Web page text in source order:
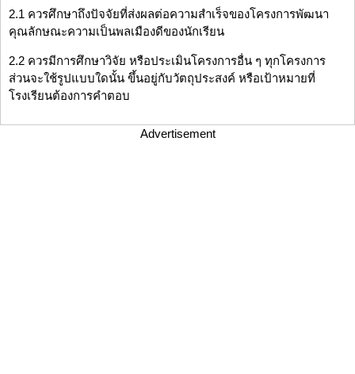
2.1 ควรศึกษาถึงปัจจัยที่ส่งผลต่อความสำเร็จของโครงการพัฒนา
คุณลักษณะความเป็นพลเมืองดีของนักเรียน
2.2 ควรมีการศึกษาวิจัย หรือประเมินโครงการอื่น ๆ ทุกโครงการ
ส่วนจะใช้รูปแบบใดนั้น ขึ้นอยู่กับวัตถุประสงค์ หรือเป้าหมายที่
โรงเรียนต้องการคำตอบ
Advertisement